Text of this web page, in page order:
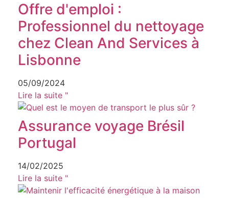
Offre d'emploi :
Professionnel du nettoyage
chez Clean And Services à
Lisbonne
05/09/2024
Lire la suite "
Assurance voyage Brésil
Portugal
14/02/2025
Lire la suite "